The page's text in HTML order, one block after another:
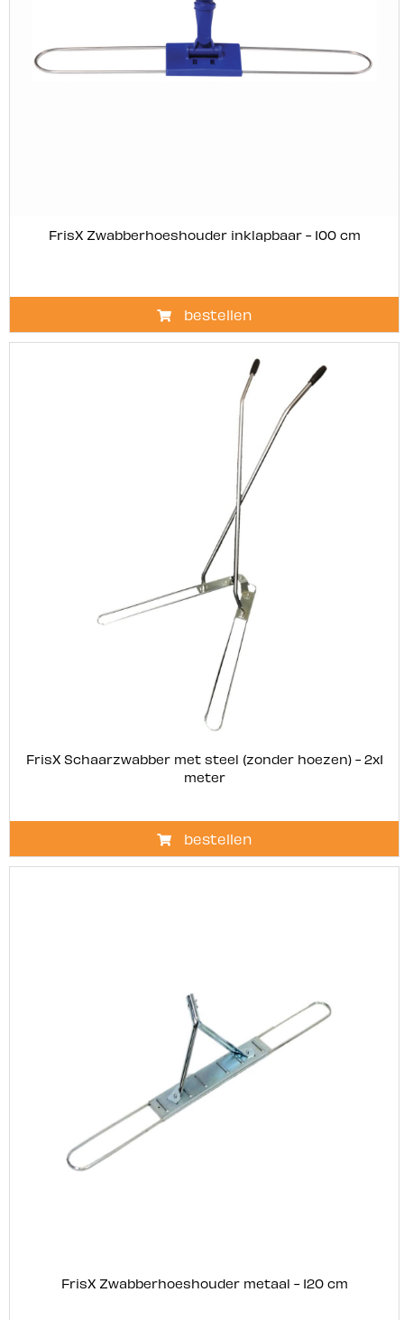
FrisX Zwabberhoeshouder inklapbaar - 100 cm
bestellen
FrisX Schaarzwabber met steel (zonder hoezen) - 2x1
meter
bestellen
FrisX Zwabberhoeshouder metaal - 120 cm